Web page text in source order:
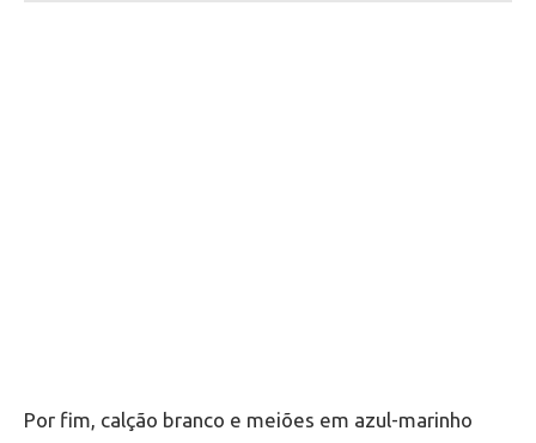
Por fim, calção branco e meiões em azul-marinho